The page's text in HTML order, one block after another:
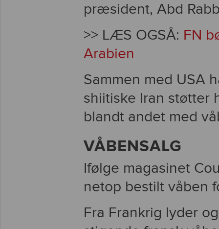
præsident, Abd
>> LÆS OGSÅ: FN
Arabien
Sammen med USA
shiitiske Iran støtter
blandt andet med
VÅBENSALG
Ifølge magasinet
netop bestilt våben
Fra Frankrig lyder